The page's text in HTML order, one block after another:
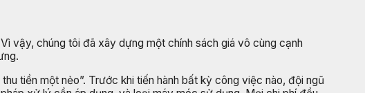
vậy, chúng tôi đã xây dựng một chính sách giá vô cùng cạnh
tiền một nẻo”. Trước khi tiến hành bất kỳ công việc nào, đội ngũ